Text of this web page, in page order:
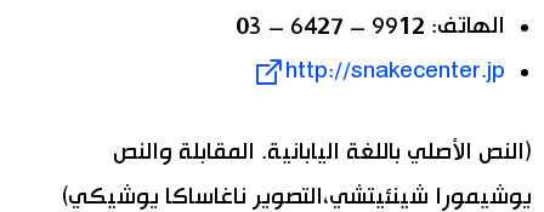
الهاتف: 9912 – 6427 – 03
http://snakecenter.jp
(النص الأصلي باللغة اليابانية. المقابلة والنص
يوشيمورا شينئيتشي،التصوير ناغاساكا يوشيكي)